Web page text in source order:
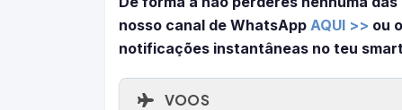
nosso canal de WhatsApp AQUI >> ou
notificações instantâneas no teu
VOOS